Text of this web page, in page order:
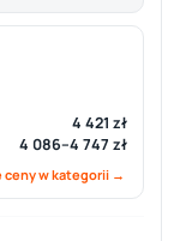
4 421 zł
4 086–4 747 zł
ceny w kategorii →